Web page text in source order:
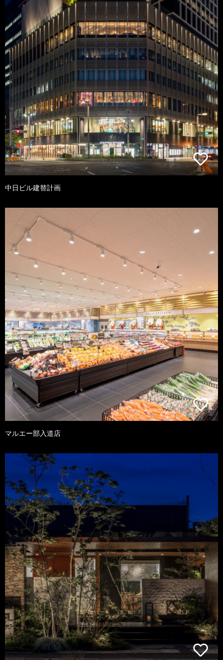
中日ビル建替計画
マルエー部入道店